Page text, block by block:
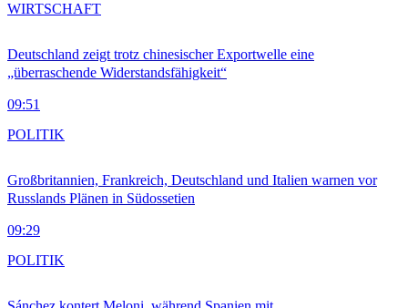
Deutschland zeigt trotz chinesischer Exportwelle eine
„überraschende Widerstandsfähigkeit“
09:51
WIRTSCHAFT
Großbritannien, Frankreich, Deutschland und Italien warnen vor
Russlands Plänen in Südossetien
09:29
POLITIK
POLITIK